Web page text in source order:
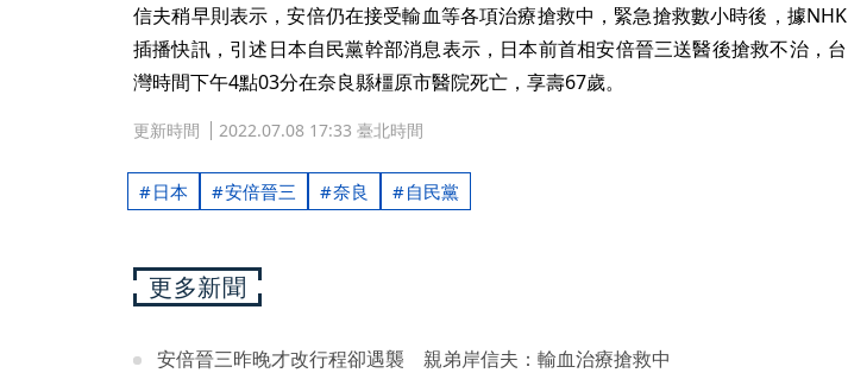
信夫稍早則表示，安倍仍在接受輸血等各項治療搶救中，緊急搶救數小時後，據NHK
插播快訊，引述日本自民黨幹部消息表示，日本前首相安倍晉三送醫後搶救不治，台
灣時間下午4點03分在奈良縣橿原市醫院死亡，享壽67歲。
更新時間 2022.07.08 17:33 臺北時間
日本 安倍晉三 奈良 自民黨
更多新聞
安倍晉三昨晚才改行程卻遇襲 親弟岸信夫：輸血治療搶救中